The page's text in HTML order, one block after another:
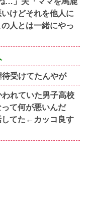
けどそれを他人に
人とは一緒にやっ
受けてたんやが
れていた男子高校
て何が悪いんだ
してた←カッコ良す